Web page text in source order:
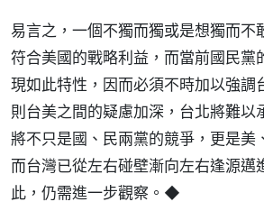
易言之，一個不獨而獨或是想獨而不
符合美國的戰略利益，而當前國民黨
現如此特性，因而必須不時加以強調
則台美之間的疑慮加深，台北將難以
將不只是國、民兩黨的競爭，更是美
而台灣已從左右碰壁漸向左右逢源邁
此，仍需進一步觀察。◆